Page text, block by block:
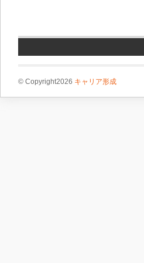
© Copyright2026 キャリア形成